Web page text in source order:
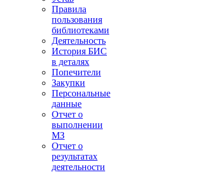
Правила
пользования
библиотеками
Деятельность
История БИС
в деталях
Попечители
Закупки
Персональные
данные
Отчет о
выполнении
МЗ
Отчет о
результатах
деятельности